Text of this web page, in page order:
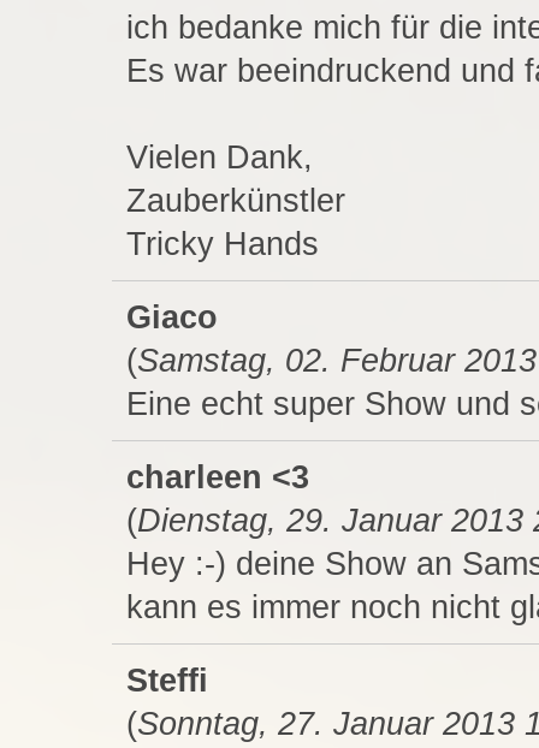
ich bedanke mich für die
Es war beeindruckend und
Vielen Dank,
Zauberkünstler
Tricky Hands
Giaco
(Samstag, 02. Februar
Eine echt super Show und
charleen <3
(Dienstag, 29. Januar 2013
Hey :-) deine Show an
kann es immer noch nicht
Steffi
(Sonntag, 27. Januar 2013